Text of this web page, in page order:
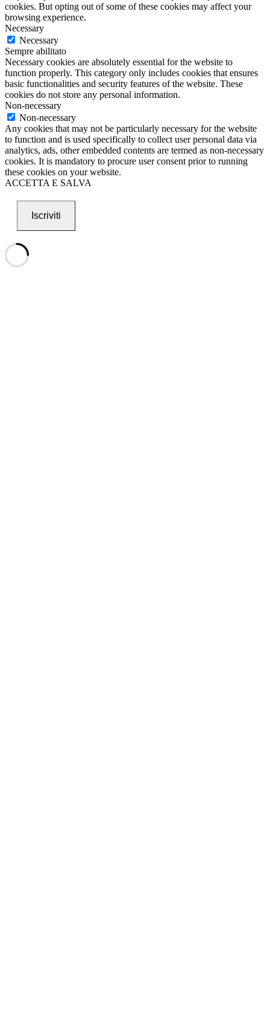
cookies. But opting out of some of these cookies may affect your
browsing experience.
Necessary
Necessary
Sempre abilitato
Necessary cookies are absolutely essential for the website to
function properly. This category only includes cookies that ensures
basic functionalities and security features of the website. These
cookies do not store any personal information.
Non-necessary
Non-necessary
Any cookies that may not be particularly necessary for the website
to function and is used specifically to collect user personal data via
analytics, ads, other embedded contents are termed as non-necessary
cookies. It is mandatory to procure user consent prior to running
these cookies on your website.
ACCETTA E SALVA
Iscriviti